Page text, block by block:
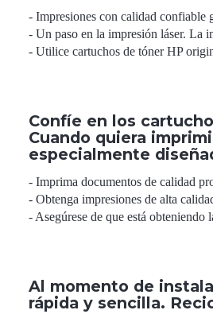
- Impresiones con calidad confiable
- Un paso en la impresión láser. La
- Utilice cartuchos de tóner HP
Confíe en los
Cuando quiera
especialmente
- Imprima documentos de calidad
- Obtenga impresiones de alta
- Asegúrese de que está
Al momento de
rápida y sencilla.